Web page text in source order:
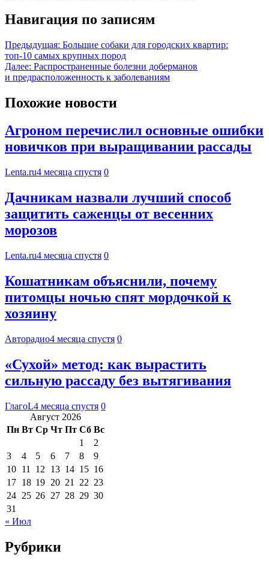
Навигация по записям
Предыдущая: Большие собаки для городских квартир:
топ-10 самых крупных пород
Далее: Распространенные болезни доберманов
и предрасположенность к заболеваниям
Похожие новости
Агроном перечислил основные ошибки
новичков при выращивании рассады
Lenta.ru4 месяца спустя 0
Дачникам назвали лучший способ
защитить саженцы от весенних
морозов
Lenta.ru4 месяца спустя 0
Кошатникам объяснили, почему
питомцы ночью спят мордочкой к
хозяину
Авторадио4 месяца спустя 0
«Сухой» метод: как вырастить
сильную рассаду без вытягивания
ГлагоL4 месяца спустя 0
Август 2026
Пн Вт Ср Чт Пт Сб Вс
1
2
3
4 5 6 7 8
9
10 11 12 13 14 15 16
17 18 19 20 21 22 23
24 25 26 27 28 29 30
31
« Июл
Рубрики